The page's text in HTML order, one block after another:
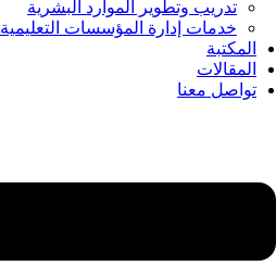
تدريب وتطوير الموارد البشرية
خدمات إدارة المؤسسات التعليمية
المكتبة
المقالات
تواصل معنا